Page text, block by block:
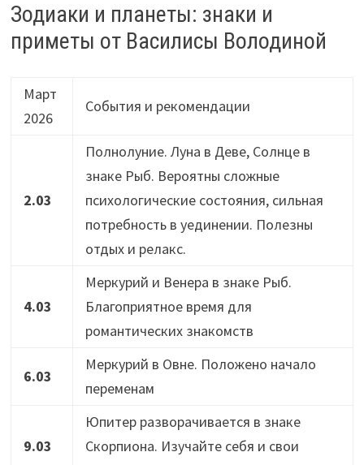
Зодиаки и планеты: знаки и
приметы от Василисы Володиной
Март
2026
События и рекомендации
2.03
Полнолуние. Луна в Деве, Солнце в
знаке Рыб. Вероятны сложные
психологические состояния, сильная
потребность в уединении. Полезны
отдых и релакс.
4.03
Меркурий и Венера в знаке Рыб.
Благоприятное время для
романтических знакомств
6.03
Меркурий в Овне. Положено начало
переменам
9.03
Юпитер разворачивается в знаке
Скорпиона. Изучайте себя и свои